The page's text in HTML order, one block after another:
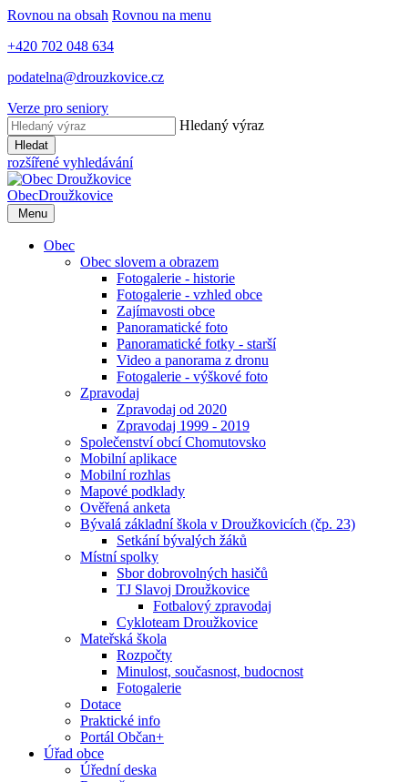
Rovnou na obsah Rovnou na menu
+420 702 048 634
podatelna@drouzkovice.cz
Verze pro seniory
Hledaný výraz
Hledat
rozšířené vyhledávání
ObecDroužkovice
Menu
Obec
Obec slovem a obrazem
Fotogalerie - historie
Fotogalerie - vzhled obce
Zajímavosti obce
Panoramatické foto
Panoramatické fotky - starší
Video a panorama z dronu
Fotogalerie - výškové foto
Zpravodaj
Zpravodaj od 2020
Zpravodaj 1999 - 2019
Společenství obcí Chomutovsko
Mobilní aplikace
Mobilní rozhlas
Mapové podklady
Ověřená anketa
Bývalá základní škola v Droužkovicích (čp. 23)
Setkání bývalých žáků
Místní spolky
Sbor dobrovolných hasičů
TJ Slavoj Droužkovice
Fotbalový zpravodaj
Cykloteam Droužkovice
Mateřská škola
Rozpočty
Minulost, současnost, budocnost
Fotogalerie
Dotace
Praktické info
Portál Občan+
Úřad obce
Úřední deska